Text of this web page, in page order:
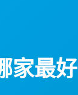
家最好